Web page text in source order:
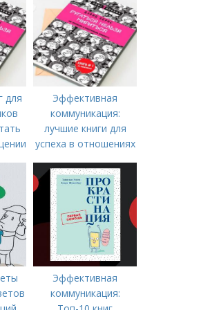
для
Эффективная
коммуникация:
лучшие книги для
успеха в отношениях
Эффективная
коммуникация: